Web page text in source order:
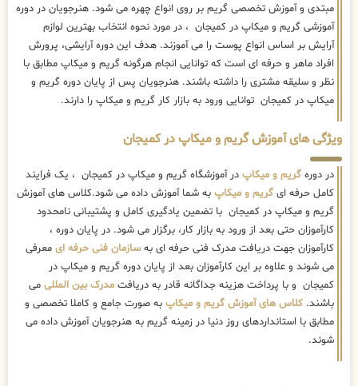
مبتدی و آموزش تخصصی گریم بر روی انواع چهره می شود. هنرجویان در دوره
آموزشی گریم و میکاپ در کمیجان ، در مورد نحوه انتخاب بهترین لوازم
آرایش بر اساس انواع پوست را می آموزند. هدف این دوره آرایشی، پرورش
افراد ماهر و حرفه ای است که توانایی انجام هرگونه گریم و میکاپ مطابق با
نظر و سلیقه مشتری را داشته باشند. هنرجویان پس از پایان دوره گریم و
میکاپ در کمیجان توانایی ورود به بازار کار گریم و میکاپ را دارند.
ویژگی های آموزش گریم و میکاپ در کمیجان
در دوره گریم و میکاپ در آموزشگاه گریم و میکاپ در کمیجان ، یک فرایند
کامل حرفه ای گریم و میکاپ به شما آموزش داده می شود.کلاس های آموزش
گریم و میکاپ در کمیجان با تضمین یادگیری کامل و پشتیبانی نامحدود
کارآموزان حتی بعد از ورود به بازار کار، برگزار می شود. در پایان دوره ،
کارآموزان جهت دریافت مدرک فنی حرفه ای بهسازمان فنی حرفه ای معرفی
می شوند و علاوه بر این کارآموزان بعد از پایان دوره گریم و میکاپ در
کمیجان و با پرداخت هزینه جداگانه قادر به دریافت مدرک بین المللی می
باشند. کلاس های آموزش گریم و میکاپ به صورت جامع و کاملا تخصصی و
مطابق با استانداردهای روز دنیا در زمینه گریم به هنرجویان آموزش داده می
شوند.